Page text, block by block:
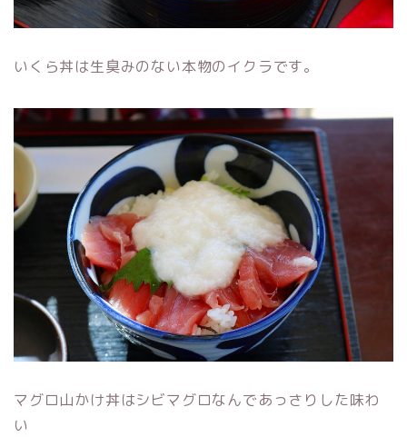
いくら丼は生臭みのない本物のイクラです。
マグロ山かけ丼はシビマグロなんであっさりした味わ
い